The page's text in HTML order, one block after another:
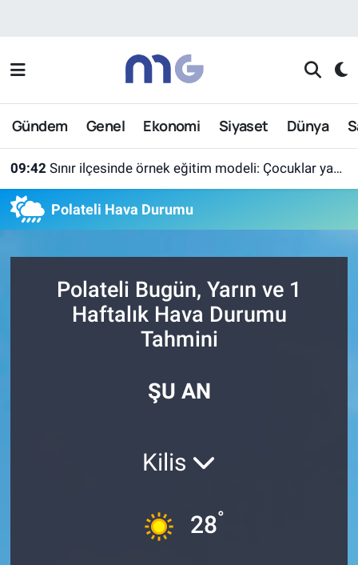
Gündem Genel Ekonomi Siyaset Dünya
09:42 Sınır ilçesinde örnek eğitim modeli: Çocuklar yazın ekran yerine etkinlikleri seçti
Polateli Hava Durumu
Polateli Bugün, Yarın ve 1
Haftalık Hava Durumu
Tahmini
ŞU AN
Kilis
28°
Nöbetçi Eczaneler
Hava Durumu
Son Dakika Haberleri